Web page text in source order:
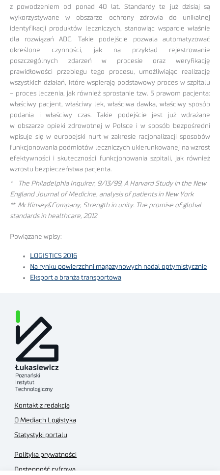
z powodzeniem od ponad 40 lat. Standardy te już dzisiaj są
wykorzystywane w obszarze ochrony zdrowia do unikalnej
identyfikacji produktów leczniczych, stanowiąc wsparcie właśnie
dla rozwiązań ADC. Takie podejście pozwala automatyzować
określone czynności, jak na przykład rejestrowanie
poszczególnych zdarzeń w procesie oraz weryfikację
prawidłowości przebiegu tego procesu, umożliwiając realizację
wszystkich działań, które wspierają podstawowy proces w szpitalu
– proces leczenia, jak również sprostanie tzw. 5 prawom pacjenta:
właściwy pacjent, właściwy lek, właściwa dawka, właściwy sposób
podania i właściwy czas. Takie podejście jest już wdrażane
w obszarze opieki zdrowotnej w Polsce i w sposób bezpośredni
wpisuje się w europejski nurt w zakresie racjonalizacji sposobów
funkcjonowania podmiotów leczniczych ukierunkowanej na wzrost
efektywności i skuteczności funkcjonowania szpitali, jak również
wzrostu bezpieczeństwa pacjenta.
* The Philadelphia Inquirer, 9/13/99, A Harvard Study in the New
England Journal of Medicine, analysis of patients in New York
** McKinsey&Company, Strength in unity. The promise of global
standards in healthcare, 2012
Powiązane wpisy:
LOGISTICS 2016
Na rynku powierzchni magazynowych nadal optymistycznie
Eksport a branża transportowa
Kontakt z redakcją
O Mediach Logistyka
Statystyki portalu
Polityka prywatności
Dostępność cyfrowa